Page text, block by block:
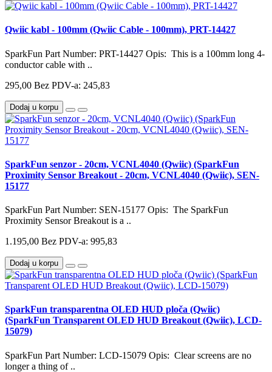
Qwiic kabl - 100mm (Qwiic Cable - 100mm), PRT-14427
SparkFun Part Number: PRT-14427 Opis: This is a 100mm long 4-
conductor cable with ..
295,00 Bez PDV-a: 245,83
Dodaj u korpu
SparkFun senzor - 20cm, VCNL4040 (Qwiic) (SparkFun
Proximity Sensor Breakout - 20cm, VCNL4040 (Qwiic), SEN-
15177
SparkFun Part Number: SEN-15177 Opis: The SparkFun
Proximity Sensor Breakout is a ..
1.195,00 Bez PDV-a: 995,83
Dodaj u korpu
SparkFun transparentna OLED HUD ploča (Qwiic)
(SparkFun Transparent OLED HUD Breakout (Qwiic), LCD-
15079)
SparkFun Part Number: LCD-15079 Opis: Clear screens are no
longer a thing of ..